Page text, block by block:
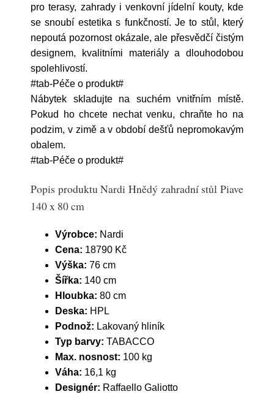
pro terasy, zahrady i venkovní jídelní kouty, kde
se snoubí estetika s funkčností. Je to stůl, který
nepoutá pozornost okázale, ale přesvědčí čistým
designem, kvalitními materiály a dlouhodobou
spolehlivostí.
#tab-Péče o produkt#
Nábytek skladujte na suchém vnitřním místě.
Pokud ho chcete nechat venku, chraňte ho na
podzim, v zimě a v období dešťů nepromokavým
obalem.
#tab-Péče o produkt#
Popis produktu Nardi Hnědý zahradní stůl Piave
140 x 80 cm
Výrobce: Nardi
Cena: 18790 Kč
Výška: 76 cm
Šířka: 140 cm
Hloubka: 80 cm
Deska: HPL
Podnož: Lakovaný hliník
Typ barvy: TABACCO
Max. nosnost: 100 kg
Váha: 16,1 kg
Designér: Raffaello Galiotto